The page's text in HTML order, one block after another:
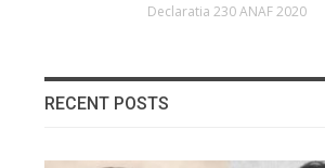
Declaratia 230 ANAF 2020
RECENT POSTS